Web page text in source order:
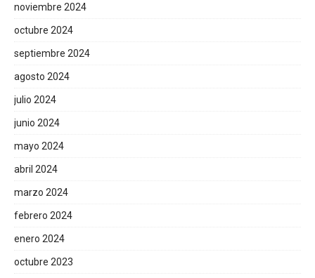
noviembre 2024
octubre 2024
septiembre 2024
agosto 2024
julio 2024
junio 2024
mayo 2024
abril 2024
marzo 2024
febrero 2024
enero 2024
octubre 2023